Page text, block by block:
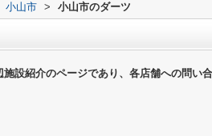
小山市 > 小山市のダーツ
設紹介のページであり、各店舗への問い